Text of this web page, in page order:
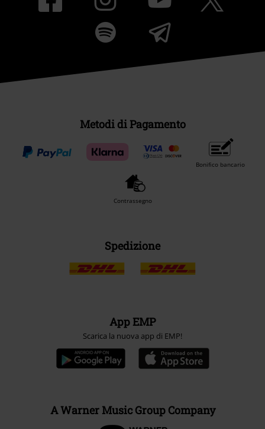
Metodi di Pagamento
Bonifico bancario
Contrassegno
Spedizione
App EMP
Scarica la nuova app di EMP!
A Warner Music Group Company